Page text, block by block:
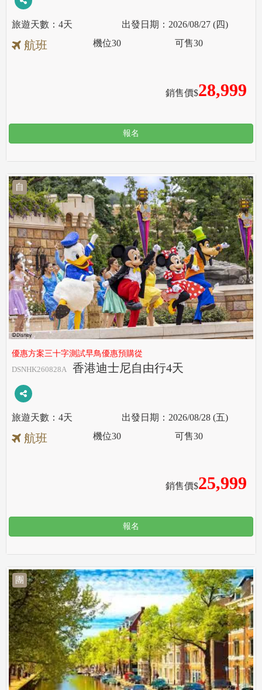
4天 2026/08/27 (四)
航班
銷售價$28,999
機位30 可售30
報名
自
優惠方案三十字測試早鳥優惠預購從
DSNHK260828A
香港迪士尼自由行4天
4天 2026/08/28 (五)
航班
銷售價$25,999
機位30 可售30
報名
團